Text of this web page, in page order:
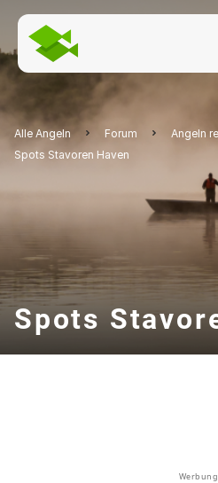
Alle Angeln Forum
Angeln
Spots Stavoren Haven
Spots
Werbung